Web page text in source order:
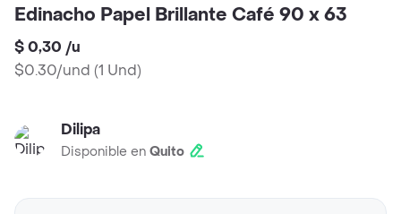
Edinacho Papel Brillante Café 90 x 63
$ 0,30 /u
$0.30/und (1 Und)
Dilipa
Disponible en Quito